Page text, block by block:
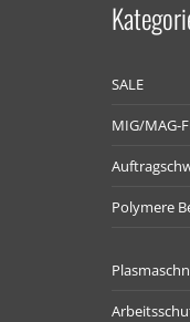
SALE
MIG/MAG-
Polymere